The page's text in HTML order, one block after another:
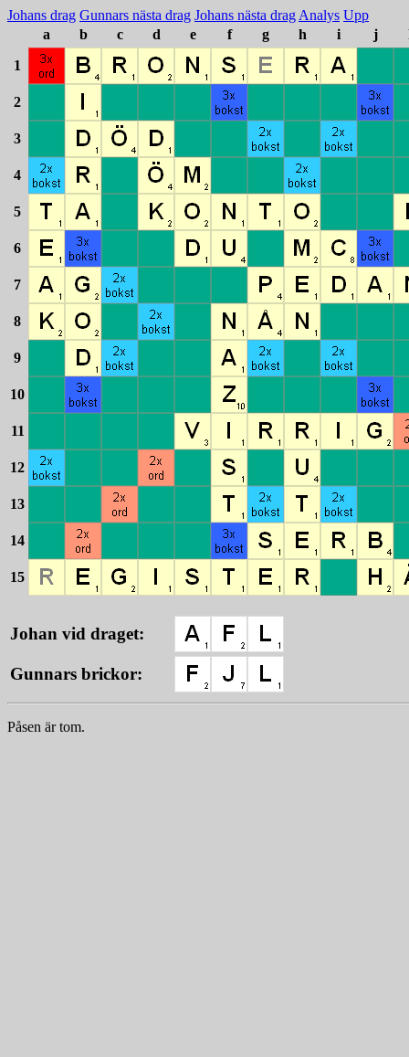
Johans drag Gunnars nästa drag Johans nästa drag Analys Upp
a
b c d e f g h i j
1
2
3
4
5
6
7
8
9
10
11
12
13
14
15
Johan vid draget:
Gunnars brickor:
Påsen är tom.